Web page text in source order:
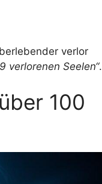
verlor
verlorenen Seelen“.
100